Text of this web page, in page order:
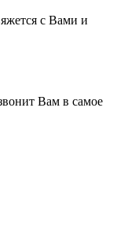
с Вами и
Вам в самое